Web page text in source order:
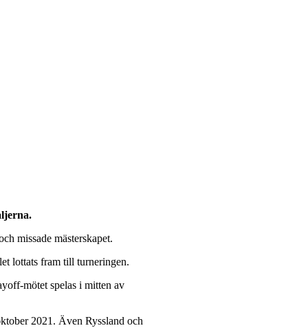
missade mästerskapet.
lottats fram till turneringen.
mötet spelas i mitten av
2021. Även Ryssland och